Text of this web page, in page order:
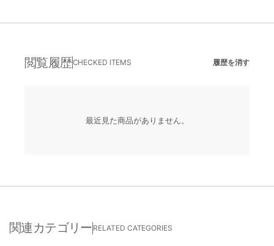
閲覧履歴CHECKED ITEMS 履歴を消す
最近見た商品がありません。
関連カテゴリー RELATED CATEGORIES